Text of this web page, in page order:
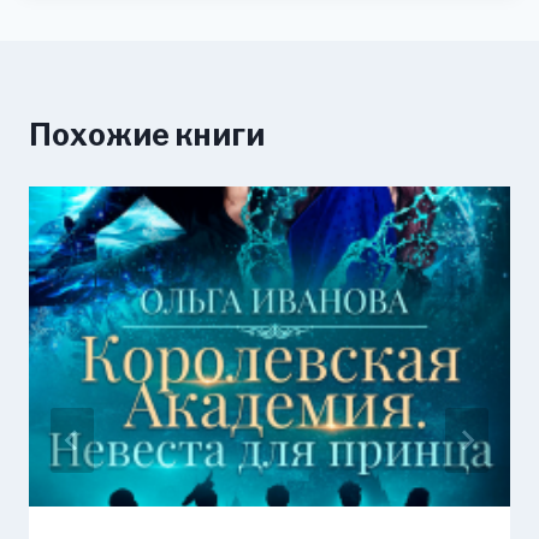
Похожие книги